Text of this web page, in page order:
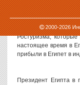
2000-2026
«Только что мы
прилетели наши
Ростуризма,
настоящее время в
прибыли в Египет в
Президент Египта в